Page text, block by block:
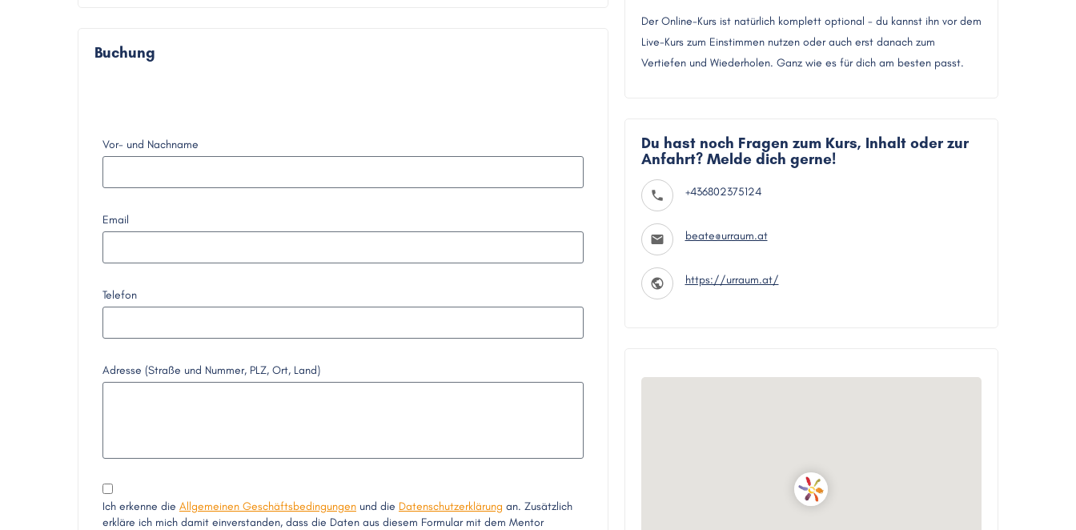
Buchung
Vor- und Nachname
Email
Telefon
Adresse (Straße und Nummer, PLZ, Ort, Land)
Ich erkenne die Allgemeinen Geschäftsbedingungen und die Datenschutzerklärung an. Zusätzlich
erkläre ich mich damit einverstanden, dass die Daten aus diesem Formular mit dem Mentor
Der Online-Kurs ist natürlich komplett optional - du kannst ihn vor dem
Live-Kurs zum Einstimmen nutzen oder auch erst danach zum
Vertiefen und Wiederholen. Ganz wie es für dich am besten passt.
Du hast noch Fragen zum Kurs, Inhalt oder zur
Anfahrt? Melde dich gerne!
+436802375124
beate@urraum.at
https://urraum.at/